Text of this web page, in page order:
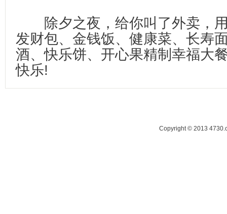
除夕之夜，给你叫了外卖，用
发财包、金钱饭、健康菜、长寿
酒、快乐饼、开心果精制幸福大
快乐!
Copyright © 2013